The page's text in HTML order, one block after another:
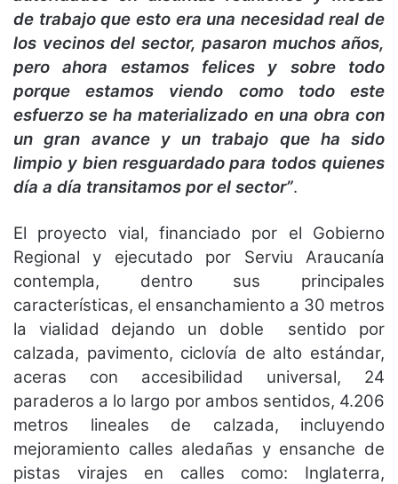
de trabajo que esto era una necesidad real de
los vecinos del sector, pasaron muchos años,
pero ahora estamos felices y sobre todo
porque estamos viendo como todo este
esfuerzo se ha materializado en una obra con
un gran avance y un trabajo que ha sido
limpio y bien resguardado para todos quienes
día a día transitamos por el sector”.
El proyecto vial, financiado por el Gobierno
Regional y ejecutado por Serviu Araucanía
contempla, dentro sus principales
características, el ensanchamiento a 30 metros
la vialidad dejando un doble sentido por
calzada, pavimento, ciclovía de alto estándar,
aceras con accesibilidad universal, 24
paraderos a lo largo por ambos sentidos, 4.206
metros lineales de calzada, incluyendo
mejoramiento calles aledañas y ensanche de
pistas virajes en calles como: Inglaterra,